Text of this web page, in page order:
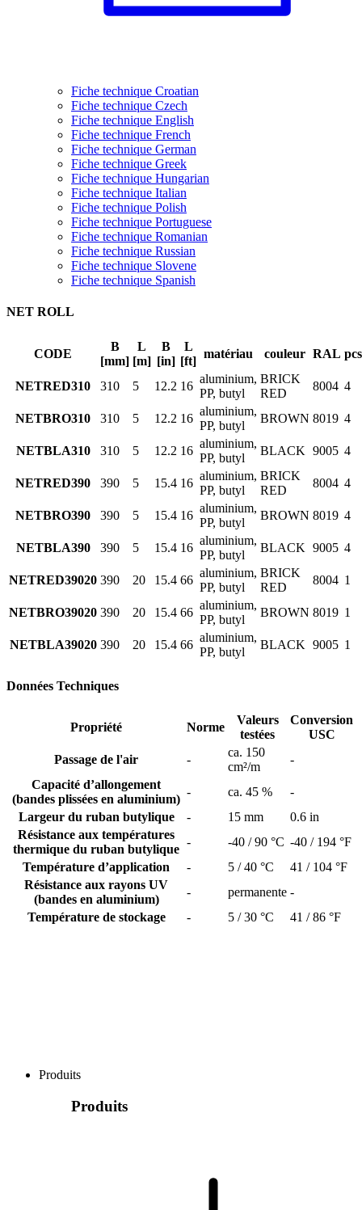
Fiche technique Croatian
Fiche technique Czech
Fiche technique English
Fiche technique French
Fiche technique German
Fiche technique Greek
Fiche technique Hungarian
Fiche technique Italian
Fiche technique Polish
Fiche technique Portuguese
Fiche technique Romanian
Fiche technique Russian
Fiche technique Slovene
Fiche technique Spanish
NET ROLL
CODE
B
[mm]
L
[m]
B
[in]
L
[ft]
matériau couleur RAL
NETRED310 310 5 12.2 16
aluminium,
PP, butyl
BRICK
RED
8004 4
NETBRO310 310 5 12.2 16
aluminium,
PP, butyl
BROWN 8019 4
NETBLA310 310 5 12.2 16
aluminium,
PP, butyl
BLACK 9005 4
NETRED390 390 5 15.4 16
aluminium,
PP, butyl
BRICK
RED
8004 4
NETBRO390 390 5 15.4 16
aluminium,
PP, butyl
BROWN 8019 4
NETBLA390 390 5 15.4 16
aluminium,
PP, butyl
BLACK 9005 4
NETRED39020 390 20 15.4 66
aluminium,
PP, butyl
BRICK
RED
8004 1
NETBRO39020 390 20 15.4 66
aluminium,
PP, butyl
BROWN 8019 1
NETBLA39020 390 20 15.4 66
aluminium,
PP, butyl
BLACK 9005 1
Données Techniques
Propriété Norme
Valeurs
testées
Conversion
USC
Passage de l'air
-
ca. 150
cm²/m
-
Capacité d’allongement
(bandes plissées en aluminium)
- ca. 45 %
-
Largeur du ruban butylique
- 15 mm
0.6 in
Résistance aux températures
thermique du ruban butylique
- -40 / 90 °C -40 / 194 °F
Température d’application
- 5 / 40 °C
41 / 104 °F
Résistance aux rayons UV
(bandes en aluminium)
- permanente -
Température de stockage
- 5 / 30 °C 41 / 86 °F
Produits
Produits